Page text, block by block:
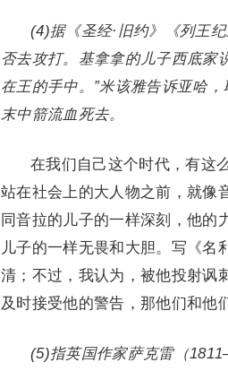
(4)据《圣经·旧约》《列王
否去攻打。基拿拿的儿子西底家
在王的手中。”米该雅告诉亚哈
末中箭流血死去。
在我们自己这个时代，有这
站在社会上的大人物之前，就像
同音拉的儿子的一样深刻，他的
儿子的一样无畏和大胆。写《名
清；不过，我认为，被他投射讽
及时接受他的警告，那他们和他
(5)指英国作家萨克雷（